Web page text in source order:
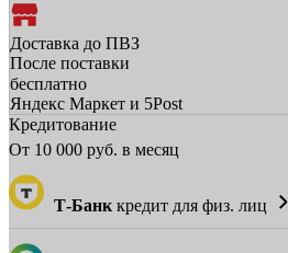
Доставка до ПВЗ
После поставки
бесплатно
Яндекс Маркет и 5Post
Кредитование
От 10 000 руб. в месяц
Т-Банк кредит для физ. лиц